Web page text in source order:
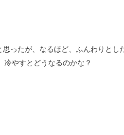
ったが、なるほど、ふんわりとし
冷やすとどうなるのかな？